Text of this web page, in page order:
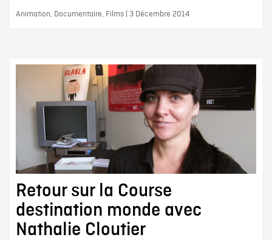
Animation, Documentaire, Films | 3 Décembre 2014
Retour sur la Course
destination monde avec
Nathalie Cloutier